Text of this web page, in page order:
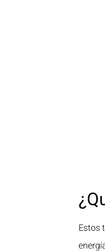
Estos